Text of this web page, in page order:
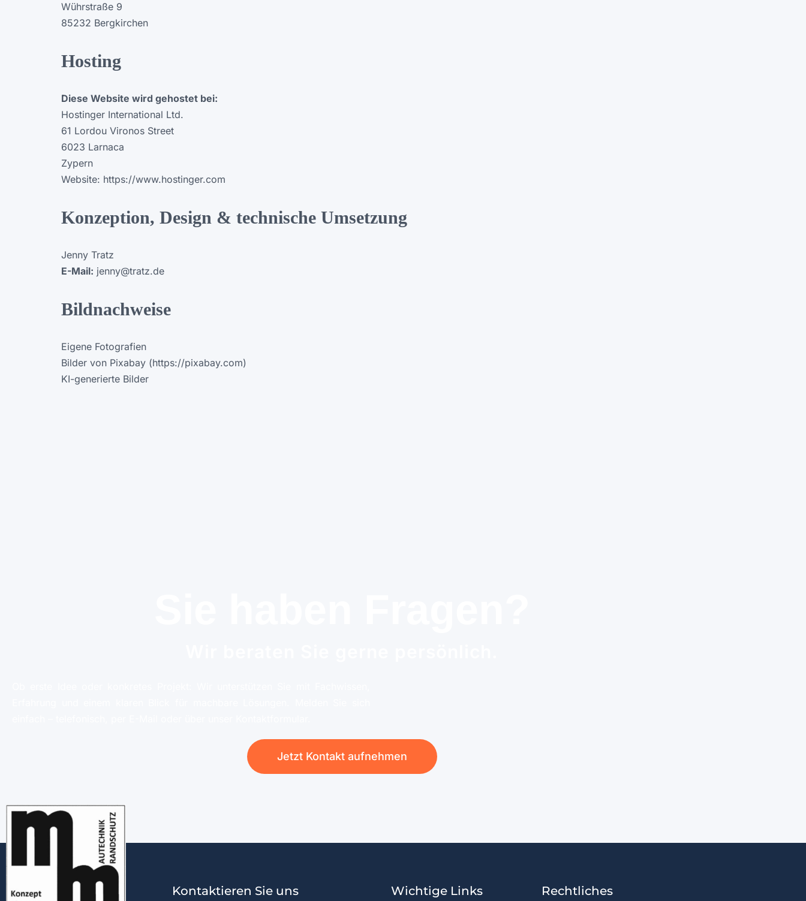
Wührstraße 9
85232 Bergkirchen
Hosting
Diese Website wird gehostet bei:
Hostinger International Ltd.
61 Lordou Vironos Street
6023 Larnaca
Zypern
Website: https://www.hostinger.com
Konzeption, Design & technische Umsetzung
Jenny Tratz
E-Mail: jenny@tratz.de
Bildnachweise
Eigene Fotografien
Bilder von Pixabay (https://pixabay.com)
KI-generierte Bilder
Jetzt Kontakt aufnehmen
Kontaktieren Sie uns Wichtige Links Rechtliches